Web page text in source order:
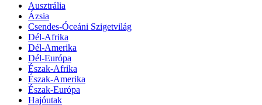
Ausztrália
Ázsia
Csendes-Óceáni Szigetvilág
Dél-Afrika
Dél-Amerika
Dél-Európa
Észak-Afrika
Észak-Amerika
Észak-Európa
Hajóutak